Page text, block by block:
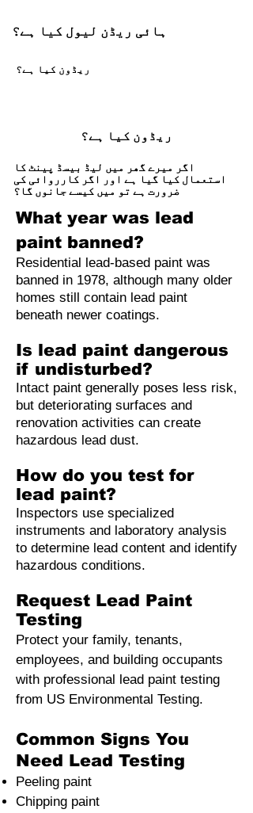
ہائی ریڈن لیول کیا ہے؟
ریڈون کیا ہے؟
ریڈون کیا ہے؟
اگر میرے گھر میں لیڈ بیسڈ پینٹ کا
استعمال کیا گیا ہے اور اگر کارروائی کی
ضرورت ہے تو میں کیسے جانوں گا؟
What year was lead
paint banned?
Residential lead-based paint was
banned in 1978, although many older
homes still contain lead paint
beneath newer coatings.
Is lead paint dangerous
if undisturbed?
Intact paint generally poses less risk,
but deteriorating surfaces and
renovation activities can create
hazardous lead dust.
How do you test for
lead paint?
Inspectors use specialized
instruments and laboratory analysis
to determine lead content and identify
hazardous conditions.
Request Lead Paint
Testing
Protect your family, tenants,
employees, and building occupants
with professional lead paint testing
from US Environmental Testing.
Common Signs You
Need Lead Testing
Peeling paint
Chipping paint